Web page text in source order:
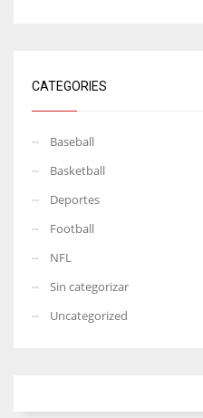
CATEGORIES
Baseball
Basketball
Deportes
Football
NFL
Sin categorizar
Uncategorized